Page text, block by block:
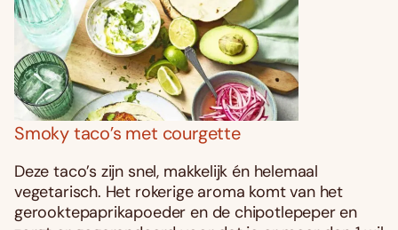
Smoky taco’s met courgette
Deze taco’s zijn snel, makkelijk én helemaal
vegetarisch. Het rokerige aroma komt van het
gerooktepaprikapoeder en de chipotlepeper en